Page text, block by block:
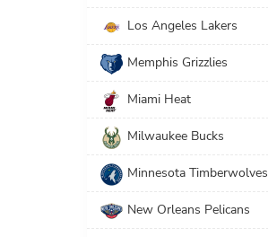
Los Angeles Lakers
Memphis Grizzlies
Miami Heat
Milwaukee Bucks
Minnesota Timberwolves
New Orleans Pelicans